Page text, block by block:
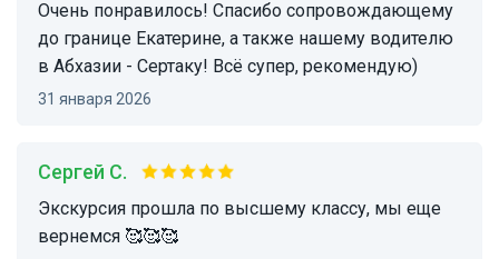
Очень понравилось! Спасибо сопровождающему
до границе Екатерине, а также нашему водителю
в Абхазии - Сертаку! Всё супер, рекомендую)
31 января 2026
Сергей С.
Экскурсия прошла по высшему классу, мы еще
вернемся 🥰🥰🥰